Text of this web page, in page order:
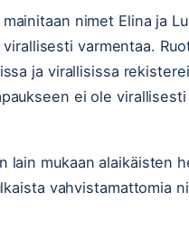
nimet Elina ja
varmentaa.
ja virallisissa
ei ole
lain mukaan alaikäisten
vahvistamattomia